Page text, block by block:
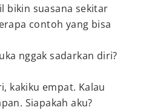
bikin suasana sekitar
contoh yang bisa
nggak sadarkan diri?
kakiku empat. Kalau
Siapakah aku?